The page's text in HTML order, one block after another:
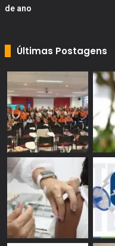
de ano
Últimas Postagens